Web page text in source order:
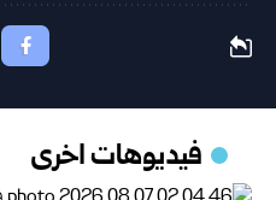
فيديوهات اخرى